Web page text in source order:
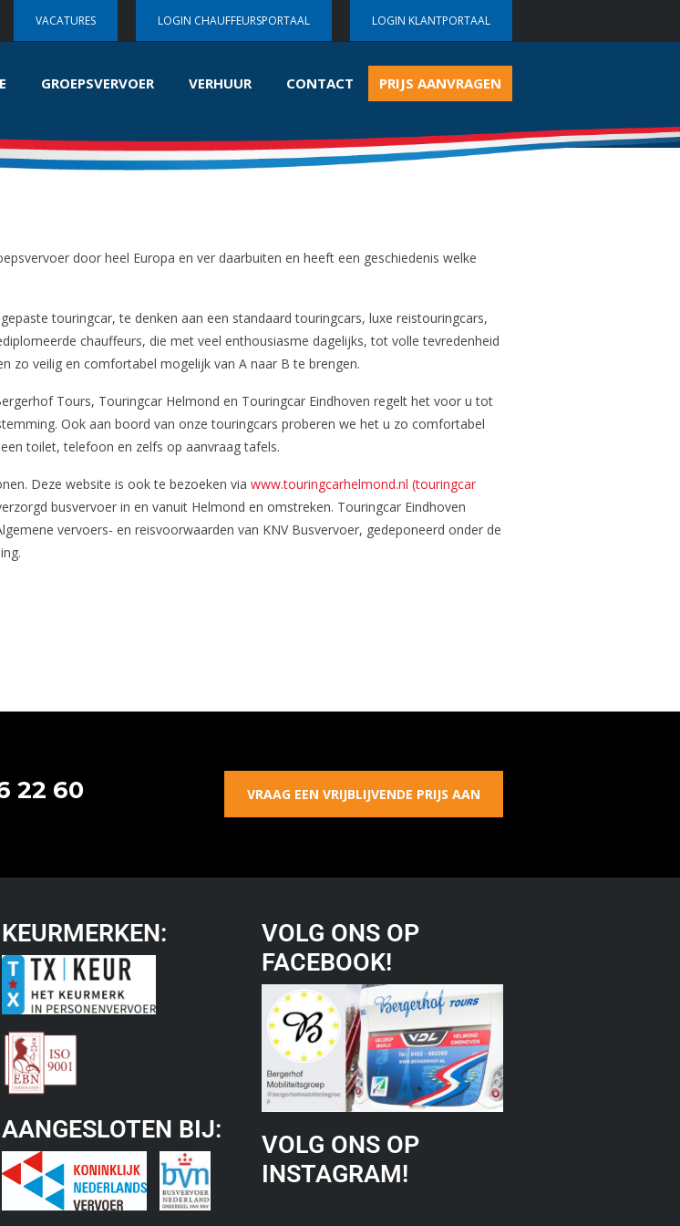
VACATURES LOGIN CHAUFFEURSPORTAAL LOGIN KLANTPORTAAL
GROEPSVERVOER VERHUUR CONTACT PRIJS AANVRAGEN
door heel Europa en ver daarbuiten en heeft een geschiedenis welke
touringcar, te denken aan een standaard touringcars, luxe reistouringcars,
chauffeurs, die met veel enthousiasme dagelijks, tot volle tevredenheid
zo veilig en comfortabel mogelijk van A naar B te brengen.
Tours, Touringcar Helmond en Touringcar Eindhoven regelt het voor u tot
Ook aan boord van onze touringcars proberen we het u zo comfortabel
toilet, telefoon en zelfs op aanvraag tafels.
Deze website is ook te bezoeken via www.touringcarhelmond.nl (touringcar
busvervoer in en vanuit Helmond en omstreken. Touringcar Eindhoven
vervoers- en reisvoorwaarden van KNV Busvervoer, gedeponeerd onder de
22 60 VRAAG EEN VRIJBLIJVENDE PRIJS AAN
KEURMERKEN:
AANGESLOTEN BIJ:
VOLG ONS OP
FACEBOOK!
VOLG ONS OP
INSTAGRAM!